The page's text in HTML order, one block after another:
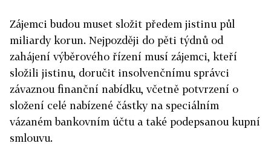
Zájemci budou muset složit předem jistinu půl
miliardy korun. Nejpozději do pěti týdnů od
zahájení výběrového řízení musí zájemci, kteří
složili jistinu, doručit insolvenčnímu správci
závaznou finanční nabídku, včetně potvrzení o
složení celé nabízené částky na speciálním
vázaném bankovním účtu a také podepsanou kupní
smlouvu.